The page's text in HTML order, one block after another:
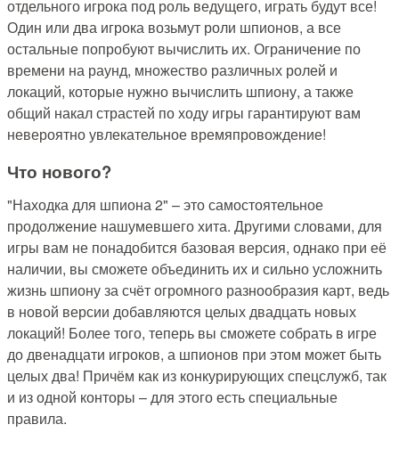
отдельного игрока под роль ведущего, играть будут все!
Один или два игрока возьмут роли шпионов, а все
остальные попробуют вычислить их. Ограничение по
времени на раунд, множество различных ролей и
локаций, которые нужно вычислить шпиону, а также
общий накал страстей по ходу игры гарантируют вам
невероятно увлекательное времяпровождение!
Что нового?
"Находка для шпиона 2" – это самостоятельное
продолжение нашумевшего хита. Другими словами, для
игры вам не понадобится базовая версия, однако при её
наличии, вы сможете объединить их и сильно усложнить
жизнь шпиону за счёт огромного разнообразия карт, ведь
в новой версии добавляются целых двадцать новых
локаций! Более того, теперь вы сможете собрать в игре
до двенадцати игроков, а шпионов при этом может быть
целых два! Причём как из конкурирующих спецслужб, так
и из одной конторы – для этого есть специальные
правила.